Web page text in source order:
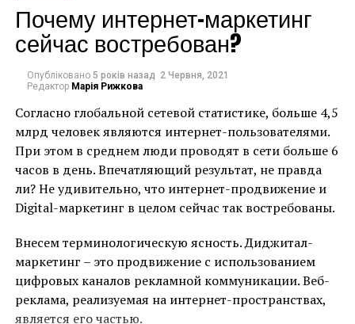
Яркие представители импрессионизма:Пьер
Ренуар ,Эдгар Дега, Клод Моне .
Узнайте больше:
Импрессионизм
Экспрессионизм
Работа
художника Beeple “Everydays: The First 5000 Days” –
коллаж из изображений, которые он ежедневно
Что такое NFT?
NFT (non-fungible token, невзаимозаменяемый
токен) – это цифровые работы, которые продаются
токенов и которые используют технологию
блокчейн для подтверждения подлинности и права
собственности. Для художников, которые «минтят»
(=создают) невзаимозаменяемые токены, появился
Почему интернет-маркетинг
сейчас востребован?
Опубліковано 5 років назад 2 Червня, 2021
Редактор Марія Рижкова
Согласно глобальной сетевой статистике, больше 4,5
млрд человек являются интернет-пользователями.
При этом в среднем люди проводят в сети больше 6
часов в день. Впечатляющий результат, не правда
ли? Не удивительно, что интернет-продвижение и
Digital-маркетинг в целом сейчас так востребованы.
Внесем терминологическую ясность. Диджитал-
маркетинг – это продвижение с использованием
цифровых каналов рекламной коммуникации. Веб-
реклама, реализуемая на интернет-пространствах,
является его частью.